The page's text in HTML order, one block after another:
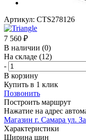
Артикул: CTS278126
7 560 ₽
В наличии (0)
На складе (12)
-
В корзину
Купить в 1 клик
Позвонить
Построить маршрут
Нажатие на адрес
Магазин г. Самара ул.
Характеристики
Ширина шин